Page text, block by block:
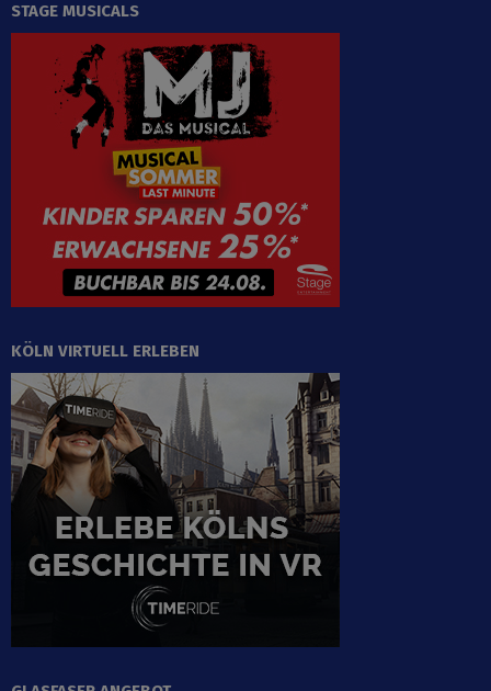
STAGE MUSICALS
KÖLN VIRTUELL ERLEBEN